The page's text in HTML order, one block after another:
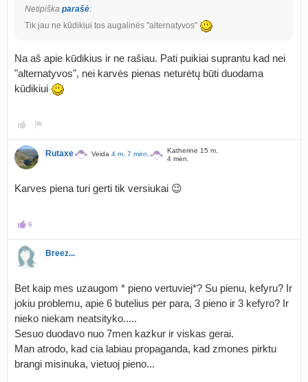
Netipiška parašė:
Tik jau ne kūdikiui tos augalinės "alternatyvos"
Na aš apie kūdikius ir ne rašiau. Pati puikiai suprantu kad nei
"alternatyvos", nei karvės pienas neturėtų būti duodama
kūdikiui
Rutaxe Veida 4 m. 7 mėn.
Katherine 15 m.
4 mėn.
Karves piena turi gerti tik versiukai 😉
6
Breez...
Bet kaip mes uzaugom * pieno vertuviej*? Su pienu, kefyru? Ir
jokiu problemu, apie 6 butelius per para, 3 pieno ir 3 kefyro? Ir
nieko niekam neatsityko.....
Sesuo duodavo nuo 7men kazkur ir viskas gerai.
Man atrodo, kad cia labiau propaganda, kad zmones pirktu
brangi misinuka, vietuoj pieno...